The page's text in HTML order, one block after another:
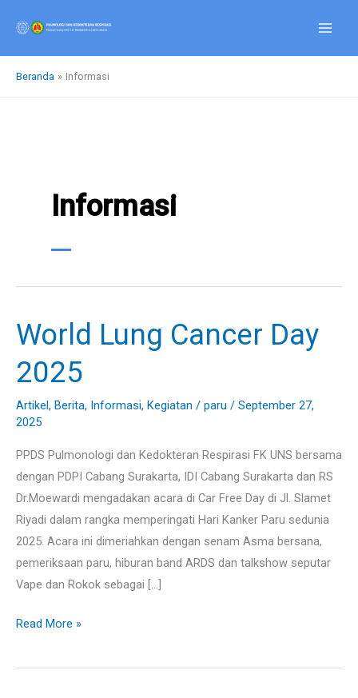
konten
Beranda Informasi
Informasi
World Lung Cancer Day
2025
Artikel, Berita, Informasi, Kegiatan / paru / September 27,
2025
PPDS Pulmonologi dan Kedokteran Respirasi FK UNS bersama
dengan PDPI Cabang Surakarta, IDI Cabang Surakarta dan RS
Dr.Moewardi mengadakan acara di Car Free Day di Jl. Slamet
Riyadi dalam rangka memperingati Hari Kanker Paru sedunia
2025. Acara ini dimeriahkan dengan senam Asma bersana,
pemeriksaan paru, hiburan band ARDS dan talkshow seputar
Vape dan Rokok sebagai […]
World
Lung
Cancer
2025
Read More »